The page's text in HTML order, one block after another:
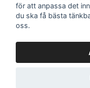
Google
för att anpassa det
du ska få bästa
oss.